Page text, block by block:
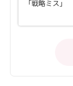
「戦略ミス」